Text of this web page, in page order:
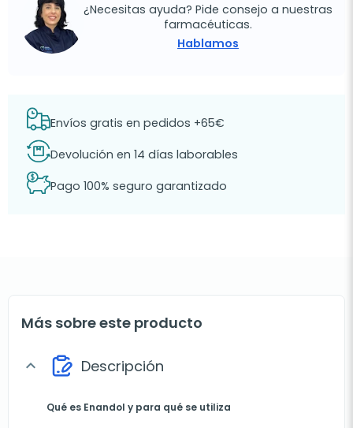
¿Necesitas ayuda? Pide consejo a nuestras
farmacéuticas.
Hablamos
Envíos gratis en pedidos +65€
Devolución en 14 días laborables
Pago 100% seguro garantizado
Más sobre este producto
expand_more Descripción
Qué es Enandol y para qué se utiliza